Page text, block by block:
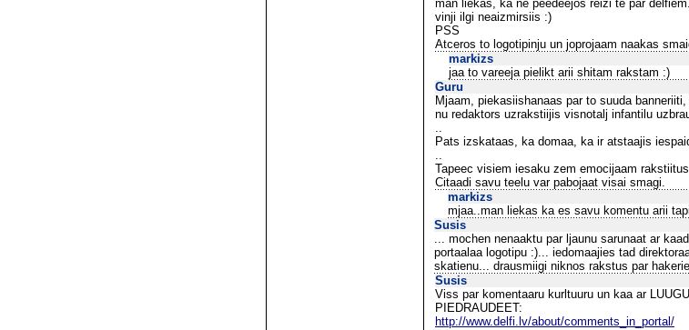
man liekas, ka ne peedeejos reizi te par
vinji ilgi neaizmirsiis :)
PSS
Atceros to logotipinju un joprojaam naakas
markizs
jaa to vareeja pielikt arii shitam rakstam :)
Guru
Mjaam, piekasiishanaas par to suuda
nu redaktors uzrakstiijis visnotalj infantilu
..
Pats izskataas, ka domaa, ka ir atstaajis
..
Tapeec visiem iesaku zem emocijaam
Citaadi savu teelu var pabojaat visai smagi.
markizs
mjaa..man liekas ka es savu komentu arii
Susis
... mochen nenaaktu par ljaunu sarunaat ar
portaalaa logotipu :)... iedomaajies tad
skatienu... drausmiigi niknos rakstus par
Susis
Viss par komentaaru kurltuuru un kaa ar
PIEDRAUDEET:
http://www.delfi.lv/about/comments_in_portal/